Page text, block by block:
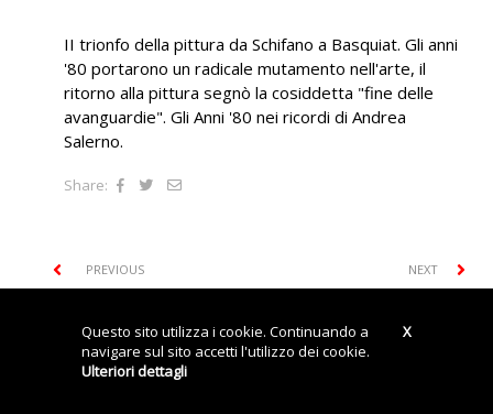
Questo sito utilizza i cookie. Continuando a
navigare sul sito accetti l'utilizzo dei cookie.
Ulteriori dettagli
X
II trionfo della pittura da Schifano a Basquiat. Gli anni
'80 portarono un radicale mutamento nell'arte, il
ritorno alla pittura segnò la cosiddetta "fine delle
avanguardie". Gli Anni '80 nei ricordi di Andrea
Salerno.
Share:
PREVIOUS NEXT
© Storyville srl P.IVA: 04740450962Privacy Policy Cookies